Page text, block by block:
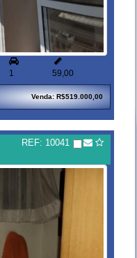
1

59,00
Venda: R$519.000,00
REF: 10041